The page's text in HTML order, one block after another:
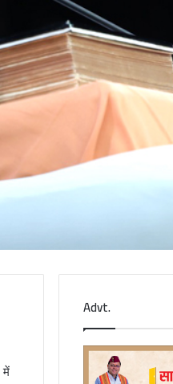
में
Advt.